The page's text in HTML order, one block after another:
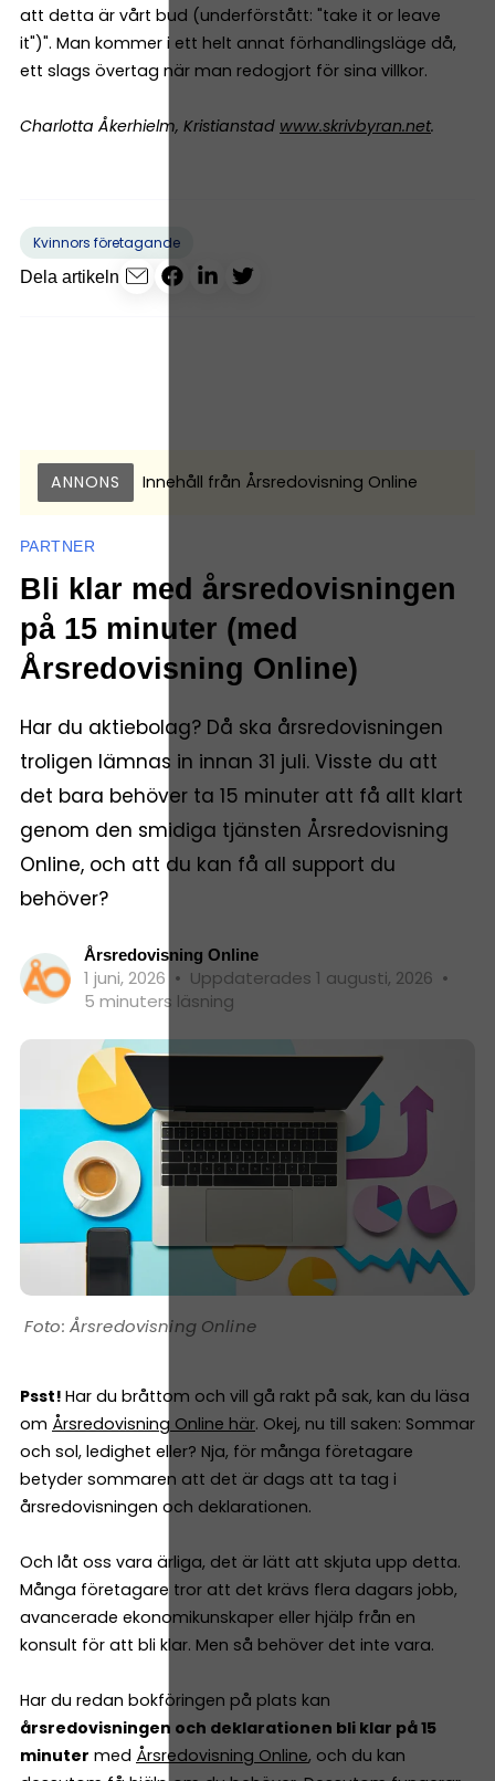
att detta är vårt bud (underförstått: "take it or leave
it")". Man kommer i ett helt annat förhandlingsläge då,
ett slags övertag när man redogjort för sina villkor.
Charlotta Åkerhielm, Kristianstad www.skrivbyran.net.
Kvinnors företagande
Dela artikeln
ANNONS Innehåll från Årsredovisning Online
PARTNER
Bli klar med årsredovisningen
på 15 minuter (med
Årsredovisning Online)
Har du aktiebolag? Då ska årsredovisningen
troligen lämnas in innan 31 juli. Visste du att
det bara behöver ta 15 minuter att få allt klart
genom den smidiga tjänsten Årsredovisning
Online, och att du kan få all support du
behöver?
Årsredovisning Online
1 juni, 2026 • Uppdaterades 1 augusti, 2026 •
5 minuters läsning
Årsredovisning Online
Psst! Har du bråttom och vill gå rakt på sak, kan du läsa
om Årsredovisning Online här. Okej, nu till saken: Sommar
och sol, ledighet eller? Nja, för många företagare
betyder sommaren att det är dags att ta tag i
årsredovisningen och deklarationen.
Och låt oss vara ärliga, det är lätt att skjuta upp detta.
Många företagare tror att det krävs flera dagars jobb,
avancerade ekonomikunskaper eller hjälp från en
konsult för att bli klar. Men så behöver det inte vara.
Har du redan bokföringen på plats kan
årsredovisningen och deklarationen bli klar på 15
minuter med Årsredovisning Online, och du kan